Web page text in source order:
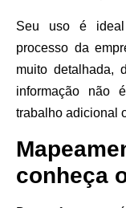
Seu uso é
processo da
muito detalhada,
informação não
trabalho adicional
conheça